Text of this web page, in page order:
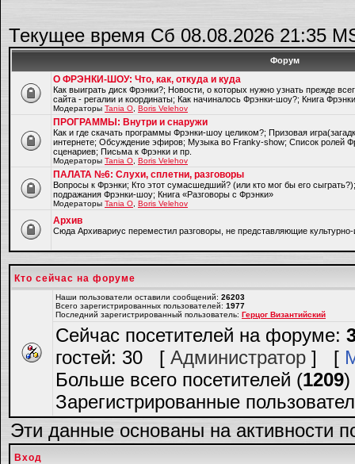
Текущее время Сб 08.08.2026 21:35
Форум
О ФРЭНКИ-ШОУ: Что, как, откуда и куда
Как выиграть диск Фрэнки?; Новости, о которых нужно узнать прежде
сайта - регалии и координаты; Как начиналось Фрэнки-шоу?; Книга
Модераторы Tania O Boris Velehov
ПРОГРАММЫ: Внутри и снаружи
Как и где скачать программы Фрэнки-шоу целиком?; Призовая
интернете; Обсуждение эфиров; Музыка во Franky-show; Список ролей
сценариев; Письма к Фрэнки и пр.
Модераторы Tania O Boris Velehov
ПАЛАТА №6: Слухи, сплетни, разговоры
Вопросы к Фрэнки; Кто этот сумасшедший? (или кто мог бы его
подражания Фрэнки-шоу; Книга «Разговоры с Фрэнки»
Модераторы Tania O Boris Velehov
Архив
Cюда Архивариус переместил разговоры, не представляющие культурно-
Кто сейчас на форуме
Наши пользователи оставили сообщений: 26203
Всего зарегистрированных пользователей: 1977
Последний зарегистрированный пользователь: Герцог Византийский
Сейчас посетителей на форуме:
гостей: 30 [ Администратор ] [
Больше всего посетителей (1209)
Зарегистрированные
Эти данные основаны на активности
Вход